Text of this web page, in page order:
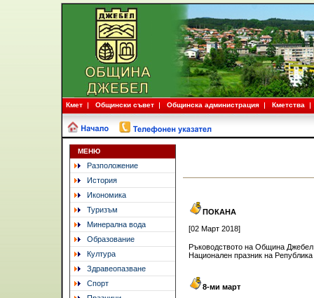
Кмет Общински съвет Общинска администрация Кметства
МЕНЮ
Разположение
История
Икономика
Туризъм
Минерална вода
Образование
Култура
Здравеопазване
Спорт
ПОКАНА
[02 Март 2018]
Ръководството на Община Джебел
Национален празник на
8-ми март